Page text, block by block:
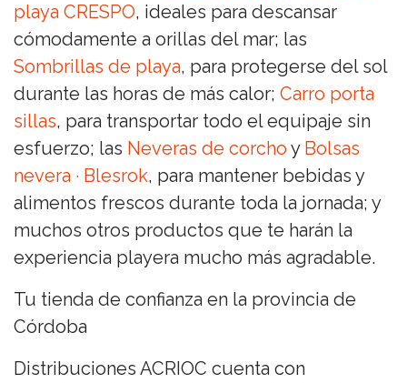
playa CRESPO, ideales para descansar
cómodamente a orillas del mar; las
Sombrillas de playa, para protegerse del sol
durante las horas de más calor; Carro porta
sillas, para transportar todo el equipaje sin
esfuerzo; las Neveras de corcho y Bolsas
nevera · Blesrok, para mantener bebidas y
alimentos frescos durante toda la jornada; y
muchos otros productos que te harán la
experiencia playera mucho más agradable.
Tu tienda de confianza en la provincia de
Córdoba
Distribuciones ACRIOC cuenta con